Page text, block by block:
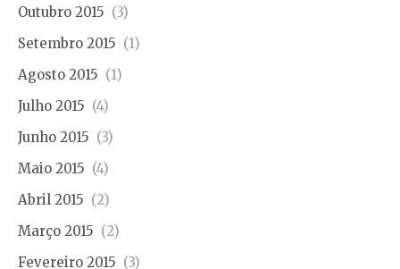
Outubro 2015 (3)
Setembro 2015 (1)
Agosto 2015 (1)
Julho 2015 (4)
Junho 2015 (3)
Maio 2015 (4)
Abril 2015 (2)
Março 2015 (2)
Fevereiro 2015 (3)